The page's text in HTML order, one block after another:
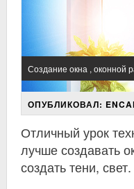
Создание окна , оконной
ОПУБЛИКОВАЛ:
Отличный урок
лучше создавать
создать тени, свет.